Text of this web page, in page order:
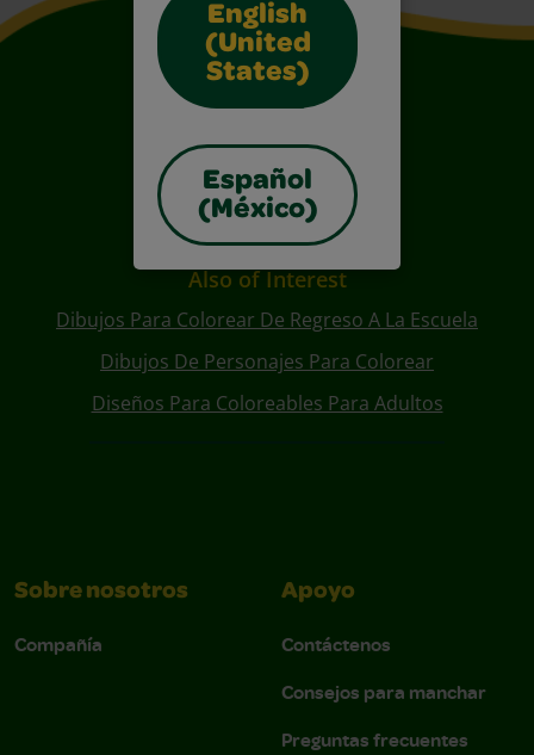
English
(United
States)
Español
(México)
Also of Interest
Dibujos Para Colorear De Regreso A La Escuela
Dibujos De Personajes Para Colorear
Diseños Para Coloreables Para Adultos
Sobre nosotros
Compañía
Apoyo
Contáctenos
Consejos para manchar
Preguntas frecuentes